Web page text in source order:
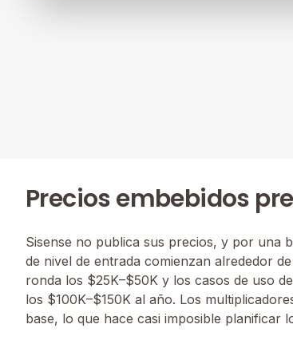
Precios embebidos
Sisense no publica sus precios, y por una
de nivel de entrada comienzan alrededor
ronda los $25K–$50K y los casos de uso
los $100K–$150K al año. Los
base, lo que hace casi imposible planificar